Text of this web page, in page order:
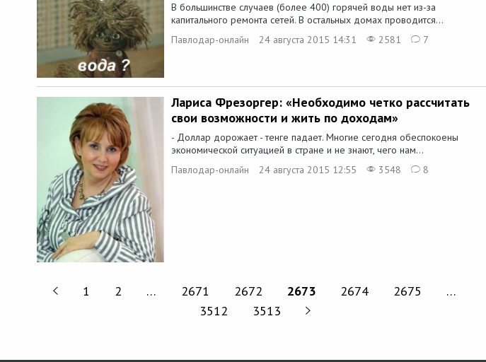
В большинстве случаев (более 400) горячей воды нет из-за
капитального ремонта сетей. В остальных домах проводится...
Павлодар-онлайн
24 августа 2015 14:31 2581 7
Лариса Фрезоргер: «Необходимо четко рассчитать
свои возможности и жить по доходам»
- Доллар дорожает - тенге падает. Многие сегодня обеспокоены
экономической ситуацией в стране и не знают, чего нам...
Павлодар-онлайн
24 августа 2015 12:55 3548 8
1 2 … 2671 2672 2673 2674 2675
…
3512
3513